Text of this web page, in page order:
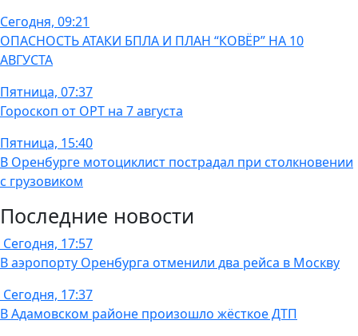
Сегодня, 09:21
ОПАСНОСТЬ АТАКИ БПЛА И ПЛАН “КОВЁР” НА 10
АВГУСТА
Пятница, 07:37
Гороскоп от ОРТ на 7 августа
Пятница, 15:40
В Оренбурге мотоциклист пострадал при столкновении
с грузовиком
Последние новости
Сегодня, 17:57
В аэропорту Оренбурга отменили два рейса в Москву
Сегодня, 17:37
В Адамовском районе произошло жёсткое ДТП